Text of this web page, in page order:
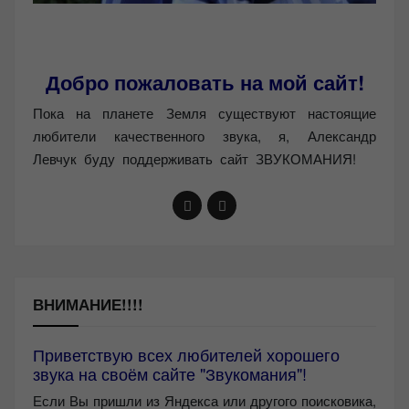
Добро пожаловать на мой сайт!
Пока на планете Земля существуют настоящие
любители качественного звука, я, Александр
Левчук буду поддерживать сайт ЗВУКОМАНИЯ!
ВНИМАНИЕ!!!!
Приветствую всех любителей хорошего
звука на своём сайте "Звукомания"!
Если Вы пришли из Яндекса или другого поисковика,